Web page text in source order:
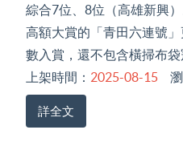
綜合7位、8位（高雄新興
高額大賞的「青田六連號
數入賞，還不包含橫掃布袋
上架時間： 2025-08-15 瀏
詳全文